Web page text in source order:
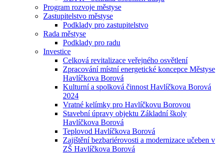
Program rozvoje městyse
Zastupitelstvo městyse
Podklady pro zastupitelstvo
Rada městyse
Podklady pro radu
Investice
Celková revitalizace veřejného osvětlení
Zpracování místní energetické koncepce Městyse
Havlíčkova Borová
Kulturní a spolková činnost Havlíčkova Borová
2024
Vratné kelímky pro Havlíčkovu Borovou
Stavební úpravy objektu Základní školy
Havlíčkova Borová
Teplovod Havlíčkova Borová
Zajištění bezbariérovosti a modernizace učeben v
ZŠ Havlíčkova Borová